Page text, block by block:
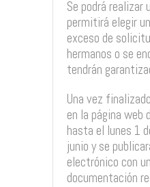
Se podrá
permitirá elegir
exceso de
hermanos o se
tendrán
Una vez
en la página web
hasta el lunes 1
junio y se
electrónico con
documentación